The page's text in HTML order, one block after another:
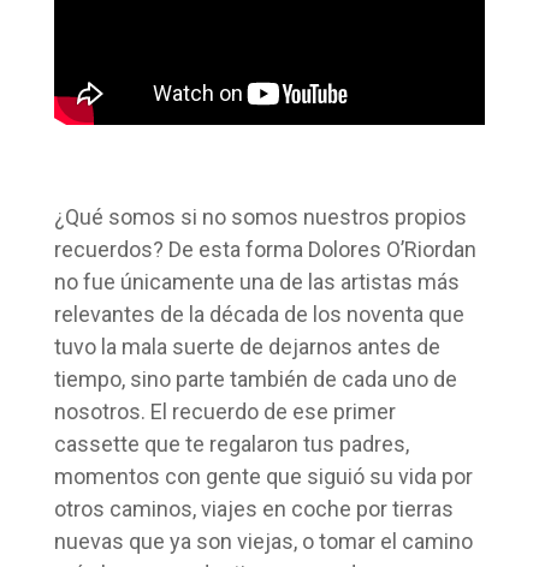
¿Qué somos si no somos nuestros propios
recuerdos? De esta forma Dolores O’Riordan
no fue únicamente una de las artistas más
relevantes de la década de los noventa que
tuvo la mala suerte de dejarnos antes de
tiempo, sino parte también de cada uno de
nosotros. El recuerdo de ese primer
cassette que te regalaron tus padres,
momentos con gente que siguió su vida por
otros caminos, viajes en coche por tierras
nuevas que ya son viejas, o tomar el camino